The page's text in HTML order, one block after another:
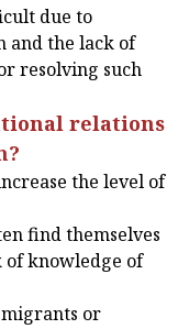
due to
and the lack of
resolving such
relations
the level of
find themselves
of knowledge of
or